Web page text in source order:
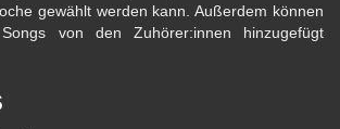
gewählt werden kann. Außerdem können
von den Zuhörer:innen hinzugefügt